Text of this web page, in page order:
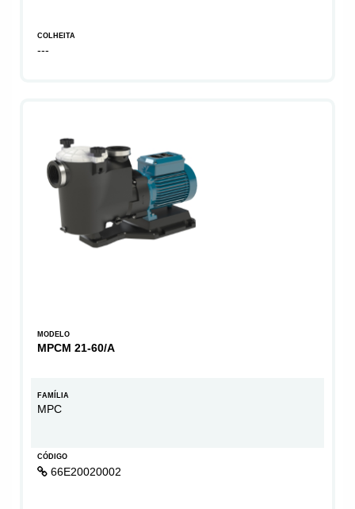
COLHEITA
---
MODELO
MPCM 21-60/A
FAMÍLIA
MPC
CÓDIGO
66E20020002